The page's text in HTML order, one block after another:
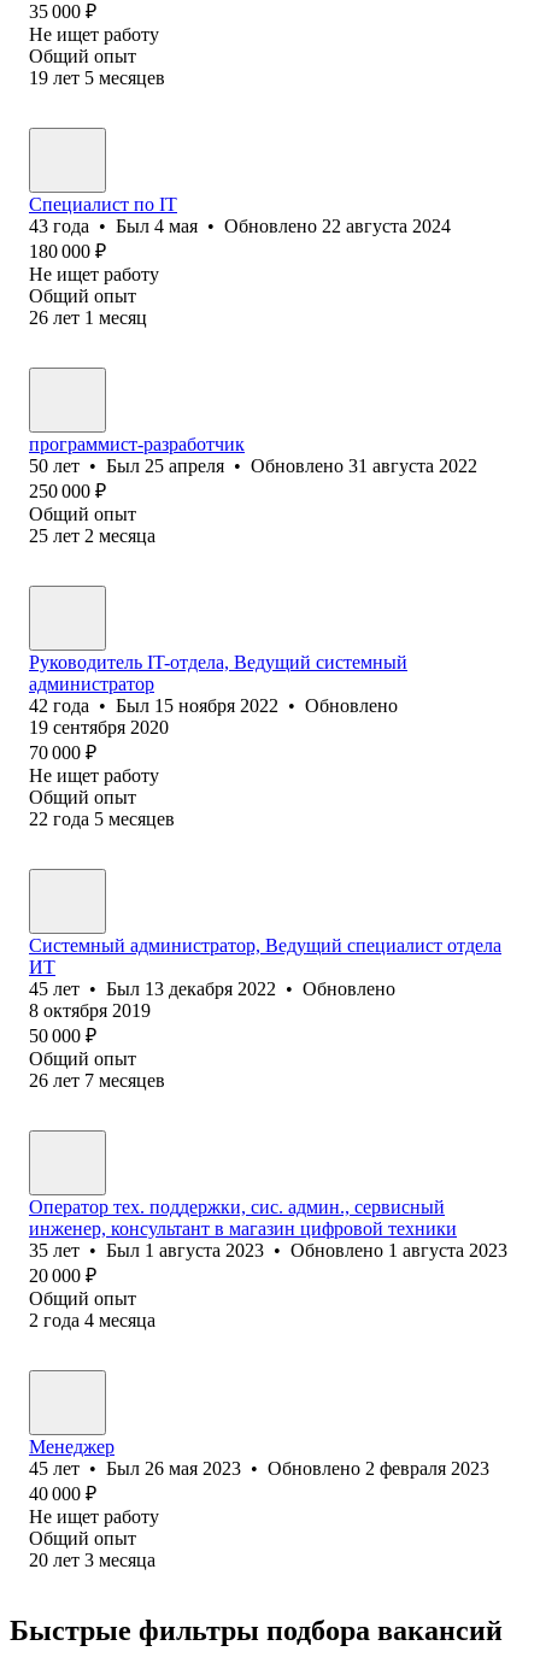
35 000 ₽
Не ищет работу
Общий опыт
19 лет 5 месяцев
Специалист по IT
43 года • Был 4 мая • Обновлено 22 августа 2024
180 000 ₽
Не ищет работу
Общий опыт
26 лет 1 месяц
программист-разработчик
50 лет • Был 25 апреля • Обновлено 31 августа 2022
250 000 ₽
Общий опыт
25 лет 2 месяца
Руководитель IT-отдела, Ведущий системный
администратор
42 года • Был 15 ноября 2022 • Обновлено
19 сентября 2020
70 000 ₽
Не ищет работу
Общий опыт
22 года 5 месяцев
Системный администратор, Ведущий специалист отдела
ИТ
45 лет • Был 13 декабря 2022 • Обновлено
8 октября 2019
50 000 ₽
Общий опыт
26 лет 7 месяцев
Оператор тех. поддержки, сис. админ., сервисный
инженер, консультант в магазин цифровой техники
35 лет • Был 1 августа 2023 • Обновлено 1 августа 2023
20 000 ₽
Общий опыт
2 года 4 месяца
Менеджер
45 лет • Был 26 мая 2023 • Обновлено 2 февраля 2023
40 000 ₽
Не ищет работу
Общий опыт
20 лет 3 месяца
Быстрые фильтры подбора вакансий